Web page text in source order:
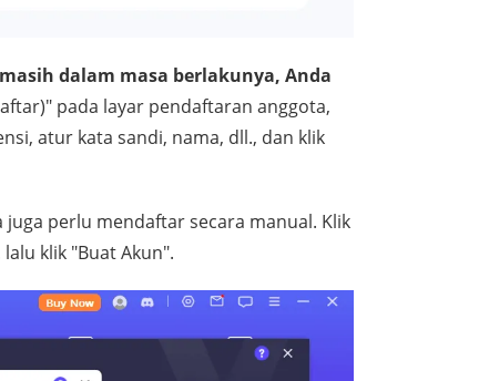
dalam masa berlakunya, Anda
pada layar pendaftaran anggota,
atur kata sandi, nama, dll., dan klik
juga perlu mendaftar secara manual. Klik
klik "Buat Akun".